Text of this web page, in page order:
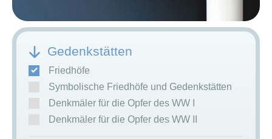
Gedenkstätten
Friedhöfe
Symbolische Friedhöfe und Gedenkstätten
Denkmäler für die Opfer des WW I
Denkmäler für die Opfer des WW II